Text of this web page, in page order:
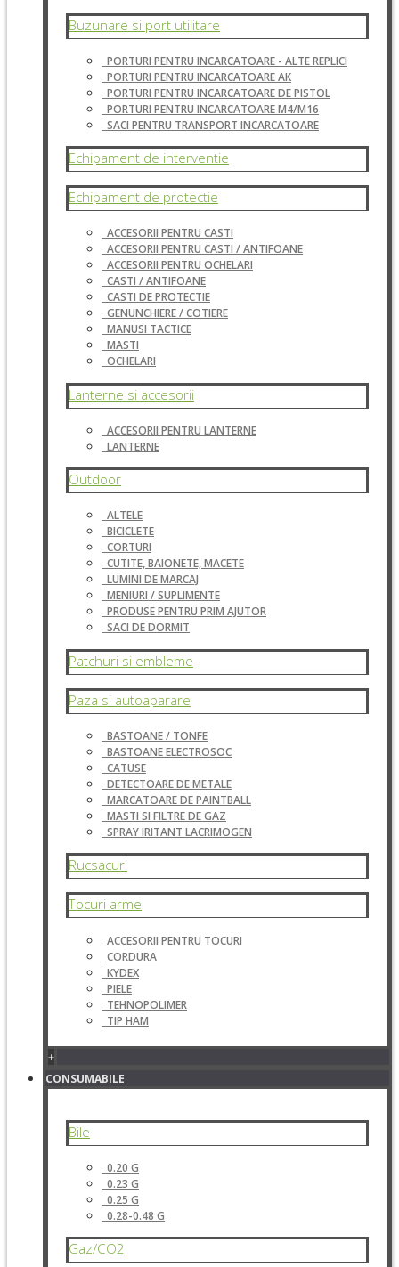
Buzunare si port utilitare
PORTURI PENTRU INCARCATOARE - ALTE REPLICI
PORTURI PENTRU INCARCATOARE AK
PORTURI PENTRU INCARCATOARE DE PISTOL
PORTURI PENTRU INCARCATOARE M4/M16
SACI PENTRU TRANSPORT INCARCATOARE
Echipament de interventie
Echipament de protectie
ACCESORII PENTRU CASTI
ACCESORII PENTRU CASTI / ANTIFOANE
ACCESORII PENTRU OCHELARI
CASTI / ANTIFOANE
CASTI DE PROTECTIE
GENUNCHIERE / COTIERE
MANUSI TACTICE
MASTI
OCHELARI
Lanterne si accesorii
ACCESORII PENTRU LANTERNE
LANTERNE
Outdoor
ALTELE
BICICLETE
CORTURI
CUTITE, BAIONETE, MACETE
LUMINI DE MARCAJ
MENIURI / SUPLIMENTE
PRODUSE PENTRU PRIM AJUTOR
SACI DE DORMIT
Patchuri si embleme
Paza si autoaparare
BASTOANE / TONFE
BASTOANE ELECTROSOC
CATUSE
DETECTOARE DE METALE
MARCATOARE DE PAINTBALL
MASTI SI FILTRE DE GAZ
SPRAY IRITANT LACRIMOGEN
Rucsacuri
Tocuri arme
ACCESORII PENTRU TOCURI
CORDURA
KYDEX
PIELE
TEHNOPOLIMER
TIP HAM
+
CONSUMABILE
Bile
0.20 G
0.23 G
0.25 G
0.28-0.48 G
Gaz/CO2